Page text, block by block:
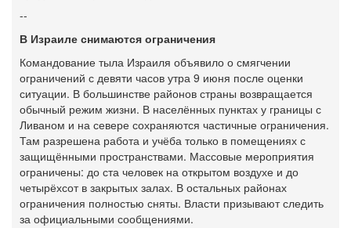
--
В Израиле снимаются ограничения
Командование тыла Израиля объявило о смягчении
ограничений с девяти часов утра 9 июня после оценки
ситуации. В большинстве районов страны возвращается
обычный режим жизни. В населённых пунктах у границы с
Ливаном и на севере сохраняются частичные ограничения.
Там разрешена работа и учёба только в помещениях с
защищёнными пространствами. Массовые мероприятия
ограничены: до ста человек на открытом воздухе и до
четырёхсот в закрытых залах. В остальных районах
ограничения полностью сняты. Власти призывают следить
за официальными сообщениями.